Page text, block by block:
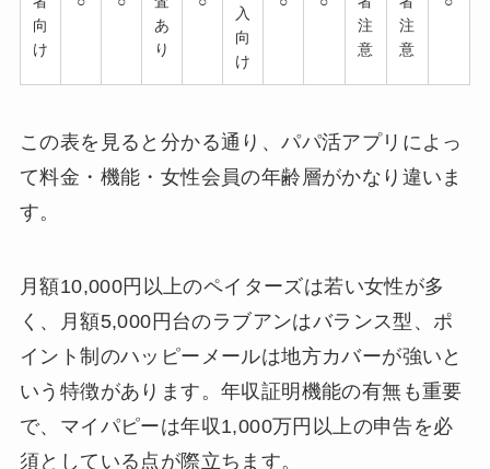
向
け
あ
り
入
向
け
注
意
注
意
この表を見ると分かる通り、パパ活アプリによっ
て料金・機能・女性会員の年齢層がかなり違いま
す。
月額10,000円以上のペイターズは若い女性が多
く、月額5,000円台のラブアンはバランス型、ポ
イント制のハッピーメールは地方カバーが強いと
いう特徴があります。年収証明機能の有無も重要
で、マイパピーは年収1,000万円以上の申告を必
須としている点が際立ちます。